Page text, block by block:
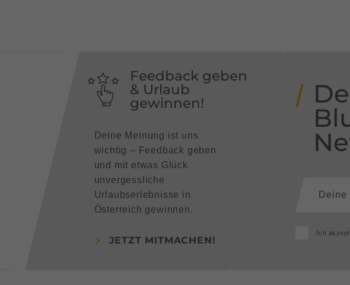
Feedback geben
& Urlaub
gewinnen!
Deine Meinung ist uns
wichtig – Feedback geben
und mit etwas Glück
unvergessliche
Urlaubserlebnisse in
Österreich gewinnen.
JETZT MITMACHEN!
Ich